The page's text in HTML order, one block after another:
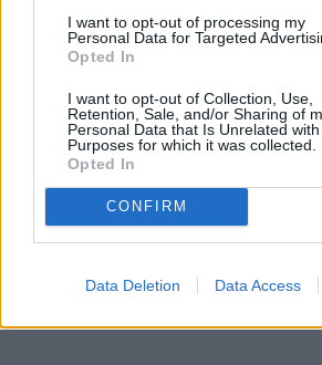
I want to opt-out of processing my
Personal Data for Targeted
Opted In
I want to opt-out of Collection, Use,
Retention, Sale, and/or Sharing of
Personal Data that Is Unrelated
Purposes for which it was collected.
Opted In
CONFIRM
Data Deletion Data Access